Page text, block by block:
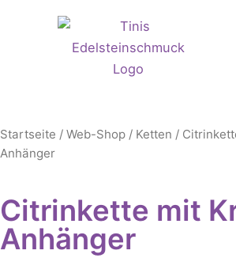
Startseite / Web-Shop / Ketten /
Anhänger
Citrinkette mit
Anhänger